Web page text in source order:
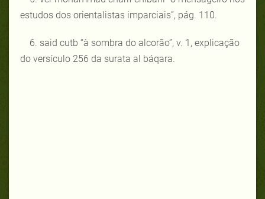
estudos dos orientalistas imparciais”, pág. 110.
6. said cutb “à sombra do alcorão”, v. 1, explicação
do versículo 256 da surata al báqara.